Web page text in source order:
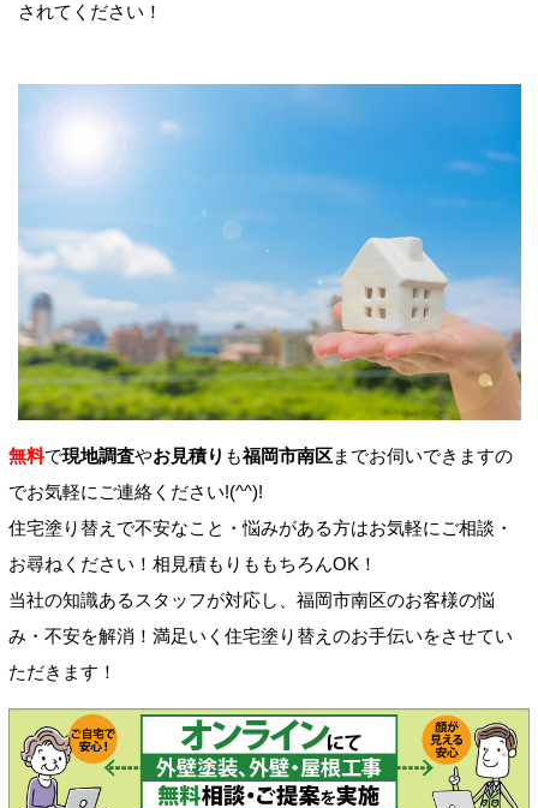
されてください！
無料で現地調査やお見積り も福岡市南区までお伺いできますの
でお気軽にご連絡ください!(^^)!
住宅塗り替えで不安なこと・悩みがある方はお気軽にご相談・
お尋ねください！相見積もりももちろんOK！
当社の知識あるスタッフが対応し、福岡市南区のお客様の悩
み・不安を解消！満足いく住宅塗り替えのお手伝いをさせてい
ただきます！